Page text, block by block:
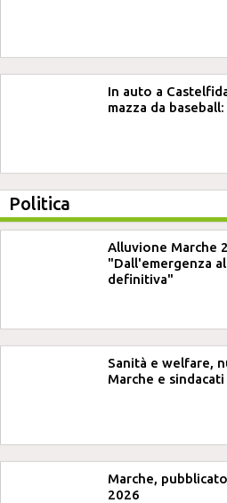
In auto a
mazza da
Politica
Alluvione Marche
"Dall'emergenza
definitiva"
Sanità e welfare,
Marche e
Marche,
2026